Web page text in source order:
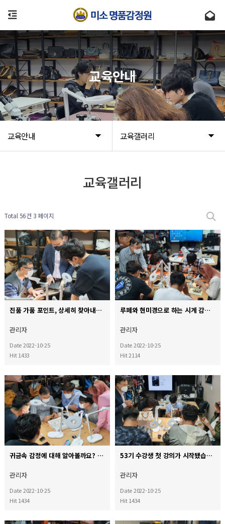
교육안내 교육갤러리
교육안내
교육갤러리
Total 56건 3 페이지
진품 가품 포인트, 상세히 찾아내실 수 있어요^^
관리자
Date 2022-10-25
Hit 1433
루페와 현미경으로 하는 시계 감정 실습
관리자
Date 2022-10-25
Hit 2114
귀금속 감정에 대해 알아볼까요?
관리자
Date 2022-10-25
Hit 1434
53기 수강생 첫 강의가 시작됐습니다!! ^^
관리자
Date 2022-10-25
Hit 1434